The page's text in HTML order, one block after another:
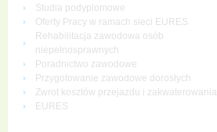
Studia podyplomowe
Oferty Pracy w ramach sieci EURES
Rehabilitacja zawodowa osób
niepełnosprawnych
Poradnictwo zawodowe
Przygotowanie zawodowe dorosłych
Zwrot kosztów przejazdu i zakwaterowania
EURES